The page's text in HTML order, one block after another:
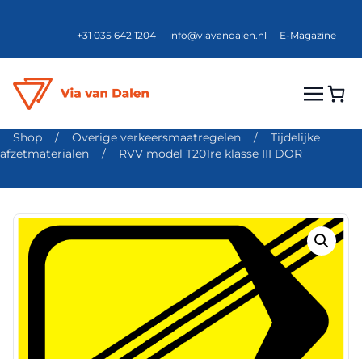
+31 035 642 1204 info@viavandalen.nl E-Magazine
Shop / Overige verkeersmaatregelen /
Tijdelijke
afzetmaterialen
/ RVV model T201re klasse III DOR